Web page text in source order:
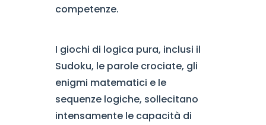
competenze.
I giochi di logica pura, inclusi il
Sudoku, le parole crociate, gli
enigmi matematici e le
sequenze logiche, sollecitano
intensamente le capacità di